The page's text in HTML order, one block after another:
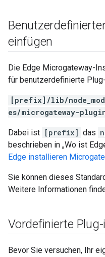
einfügen
Die Edge Microgateway-
für benutzerdefinierte
[prefix]/lib/
es/microgateway-
Dabei ist [prefix] das
beschrieben in „Wo ist
Edge installieren
Sie können dieses
Weitere Informationen
Vordefinierte
Bevor Sie versuchen, Ihr